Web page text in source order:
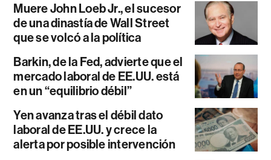
Muere John Loeb Jr., el sucesor
de una dinastía de Wall Street
que se volcó a la política
Barkin, de la Fed, advierte que el
mercado laboral de EE.UU. está
en un “equilibrio débil”
Yen avanza tras el débil dato
laboral de EE.UU. y crece la
alerta por posible intervención